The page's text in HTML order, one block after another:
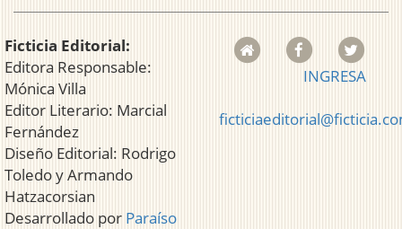
Ficticia Editorial:
Editora Responsable:
Mónica Villa
Editor Literario: Marcial
Fernández
Diseño Editorial: Rodrigo
Toledo y Armando
Hatzacorsian
Desarrollado por Paraíso
INGRESA